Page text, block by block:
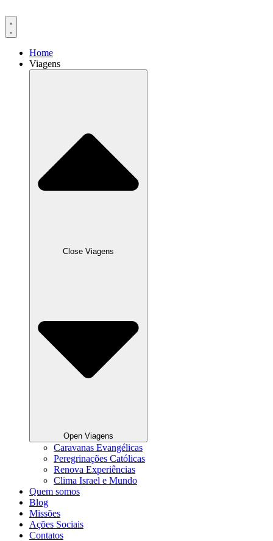
para
Home
Viagens
Close Viagens
Open Viagens
Caravanas Evangélicas
Peregrinações Católicas
Renova Experiências
Clima Israel e Mundo
Quem somos
Blog
Missões
Ações Sociais
Contatos